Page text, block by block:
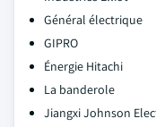
Général électrique
GIPRO
Énergie Hitachi
La banderole
Jiangxi Johnson